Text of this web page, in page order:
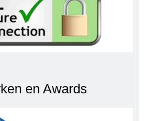
en Awards